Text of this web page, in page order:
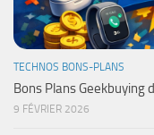
TECHNOS BONS-PLANS
Bons Plans Geekbuying
9 FÉVRIER 2026